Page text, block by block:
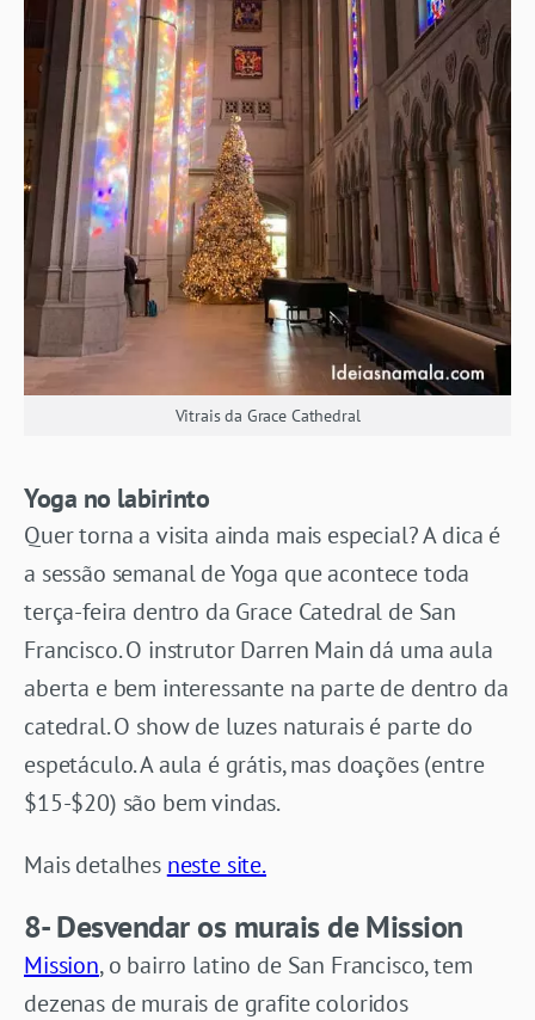
Vitrais da Grace Cathedral
Yoga no labirinto
Quer torna a visita ainda mais especial? A dica é
a sessão semanal de Yoga que acontece toda
terça-feira dentro da Grace Catedral de San
Francisco. O instrutor Darren Main dá uma aula
aberta e bem interessante na parte de dentro da
catedral. O show de luzes naturais é parte do
espetáculo. A aula é grátis, mas doações (entre
$15-$20) são bem vindas.
Mais detalhes neste site.
8- Desvendar os murais de Mission
Mission, o bairro latino de San Francisco, tem
dezenas de murais de grafite coloridos